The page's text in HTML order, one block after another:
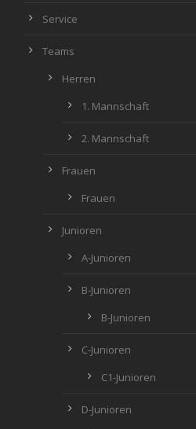
Service
Teams
Herren
1. Mannschaft
2. Mannschaft
Frauen
Frauen
Junioren
A-Junioren
B-Junioren
B-Junioren
C-Junioren
C1-Junioren
D-Junioren